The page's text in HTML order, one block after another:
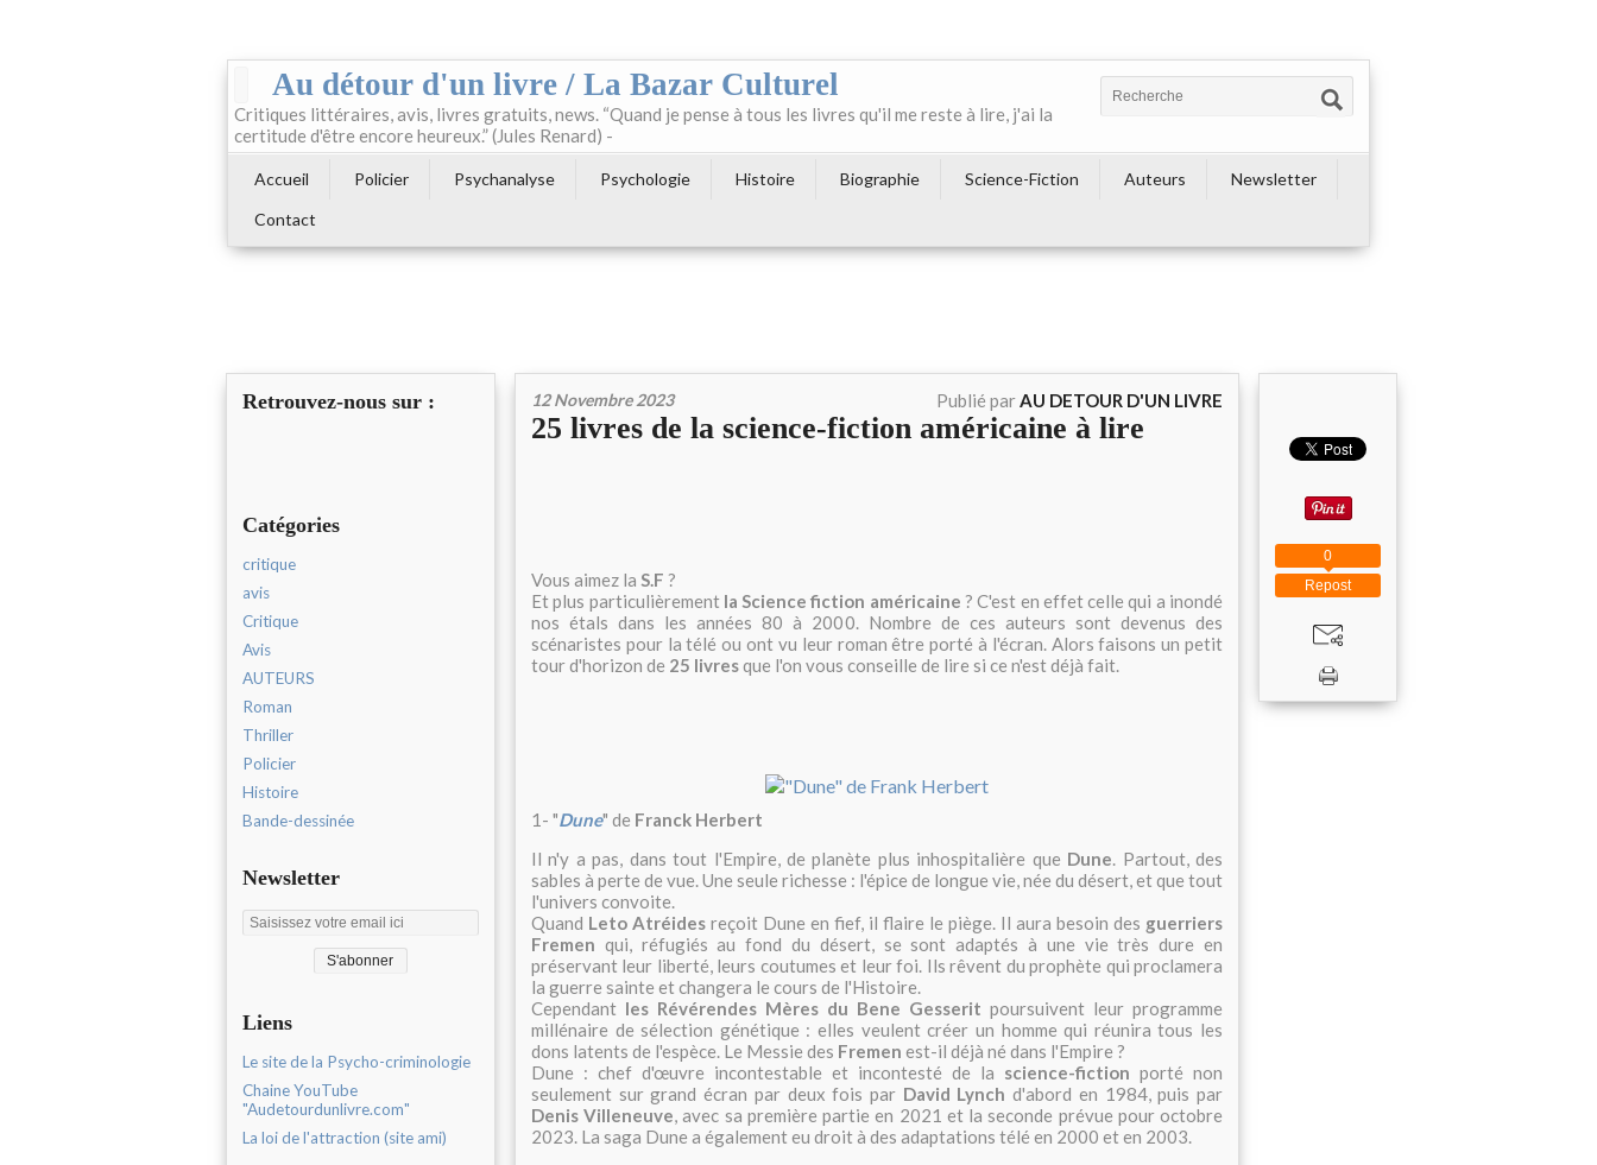
Au détour d'un livre / La Bazar Culturel
Critiques littéraires, avis, livres gratuits, news. “Quand je pense à tous les livres qu'il me reste à lire, j'ai la
certitude d'être encore heureux.” (Jules Renard) -
Accueil Policier Psychanalyse Psychologie Histoire Biographie Science-Fiction Auteurs
Newsletter
Contact
Retrouvez-nous sur :
Catégories
critique
avis
Critique
Avis
AUTEURS
Roman
Thriller
Policier
Histoire
Bande-dessinée
Newsletter
Liens
Le site de la Psycho-criminologie
Chaine YouTube
"Audetourdunlivre.com"
La loi de l'attraction (site ami)
12 Novembre 2023 Publié parAU DETOUR D'UN LIVRE
25 livres de la science-fiction américaine à lire
Vous aimez la S.F ?
Et plus particulièrement la Science fiction américaine ? C'est en effet celle qui a inondé
nos étals dans les années 80 à 2000. Nombre de ces auteurs sont devenus des
scénaristes pour la télé ou ont vu leur roman être porté à l'écran. Alors faisons un petit
tour d'horizon de 25 livresque l'on vous conseille de lire si ce n'est déjà fait.
1- "Dune" de Franck Herbert
Il n'y a pas, dans tout l'Empire, de planète plus inhospitalière que Dune. Partout, des
sables à perte de vue. Une seule richesse : l'épice de longue vie, née du désert, et que tout
l'univers convoite.
Quand Leto Atréides reçoit Dune en fief, il flaire le piège. Il aura besoin des guerriers
Fremen qui, réfugiés au fond du désert, se sont adaptés à une vie très dure en
préservant leur liberté, leurs coutumes et leur foi. Ils rêvent du prophète qui proclamera
la guerre sainte et changera le cours de l'Histoire.
Cependant les Révérendes Mères du Bene Gesserit poursuivent leur programme
millénaire de sélection génétique : elles veulent créer un homme qui réunira tous les
dons latents de l'espèce. Le Messie des Fremen est-il déjà né dans l'Empire ?
Dune : chef d'œuvre incontestable et incontesté de la science-fiction porté non
seulement sur grand écran par deux fois par David Lynch d'abord en 1984, puis par
Denis Villeneuve, avec sa première partie en 2021 et la seconde prévue pour octobre
2023. La saga Dune a également eu droit à des adaptations télé en 2000 et en 2003.
Repost
0